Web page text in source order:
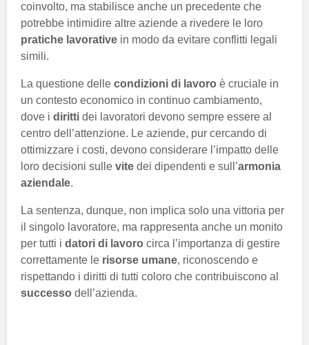
coinvolto, ma stabilisce anche un precedente che
potrebbe intimidire altre aziende a rivedere le loro
pratiche lavorative in modo da evitare conflitti legali
simili.
La questione delle condizioni di lavoro è cruciale in
un contesto economico in continuo cambiamento,
dove i diritti dei lavoratori devono sempre essere al
centro dell’attenzione. Le aziende, pur cercando di
ottimizzare i costi, devono considerare l’impatto delle
loro decisioni sulle vite dei dipendenti e sull’armonia
aziendale.
La sentenza, dunque, non implica solo una vittoria per
il singolo lavoratore, ma rappresenta anche un monito
per tutti i datori di lavoro circa l’importanza di gestire
correttamente le risorse umane, riconoscendo e
rispettando i diritti di tutti coloro che contribuiscono al
successo dell’azienda.